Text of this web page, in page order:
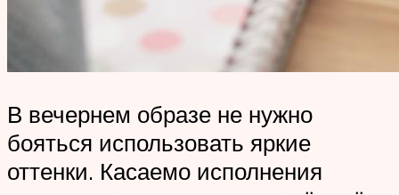
В вечернем образе не нужно
бояться использовать яркие
оттенки. Касаемо исполнения